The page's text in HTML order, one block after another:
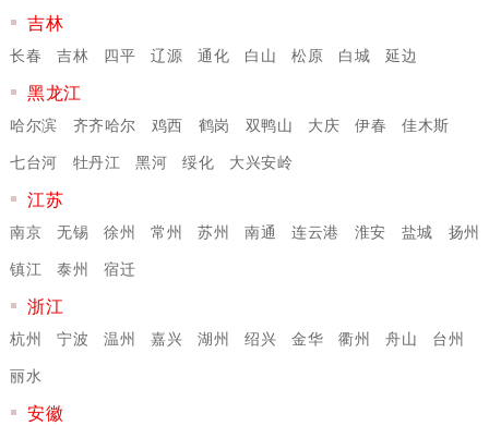
吉林
长春 吉林 四平 辽源 通化 白山 松原 白城 延边
黑龙江
哈尔滨 齐齐哈尔 鸡西 鹤岗 双鸭山 大庆 伊春
佳木斯
七台河
牡丹江 黑河 绥化 大兴安岭
江苏
南京 无锡 徐州 常州 苏州 南通 连云港 淮安 盐城
扬州
镇江
泰州 宿迁
浙江
杭州 宁波 温州 嘉兴 湖州 绍兴 金华 衢州 舟山
台州
丽水
安徽